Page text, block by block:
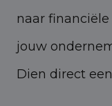
naar
jouw
Dien direct